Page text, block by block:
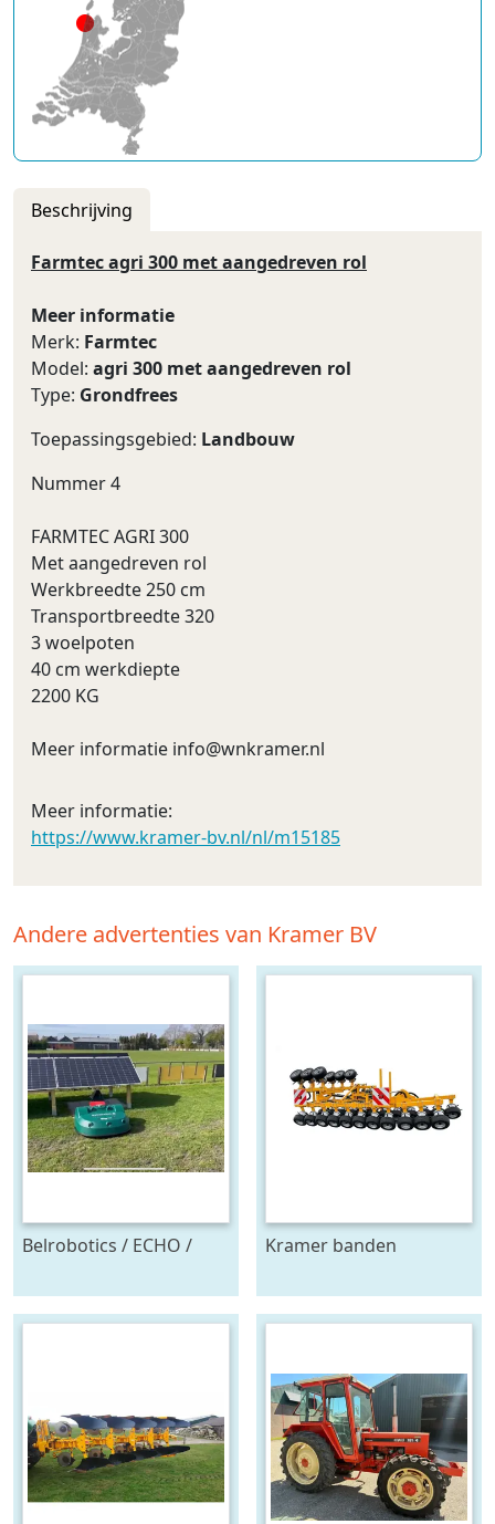
Beschrijving
Farmtec agri 300 met aangedreven rol
Meer informatie
Merk: Farmtec
Model: agri 300 met aangedreven rol
Type: Grondfrees
Toepassingsgebied: Landbouw
Nummer 4
FARMTEC AGRI 300
Met aangedreven rol
Werkbreedte 250 cm
Transportbreedte 320
3 woelpoten
40 cm werkdiepte
2200 KG
Meer informatie info@wnkramer.nl
Meer informatie:
https://www.kramer-bv.nl/nl/m15185
Andere advertenties van Kramer BV
Belrobotics / ECHO /
leverancier
zonnepanelen accu
Kramer banden